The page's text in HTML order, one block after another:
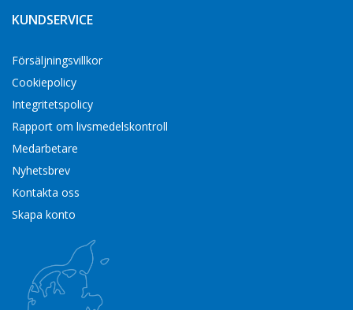
KUNDSERVICE
Försäljningsvillkor
Cookiepolicy
Integritetspolicy
Rapport om livsmedelskontroll
Medarbetare
Nyhetsbrev
Kontakta oss
Skapa konto